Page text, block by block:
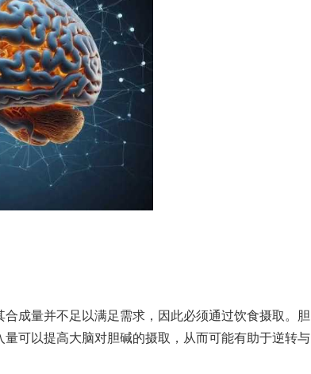
成量并不足以满足需求，因此必须通过饮食摄取。胆
可以提高大脑对胆碱的摄取，从而可能有助于逆转与